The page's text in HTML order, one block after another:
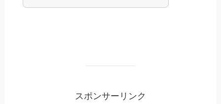
スポンサーリンク